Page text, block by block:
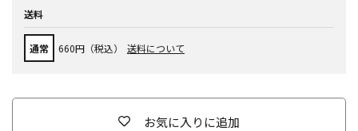
送料
通常 660円（税込） 送料について
お気に入りに追加